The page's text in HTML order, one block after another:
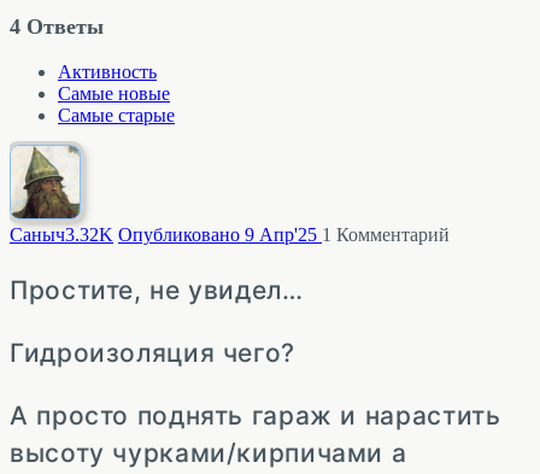
4 Ответы
Активность
Самые новые
Самые старые
Саныч3.32K Опубликовано 9 Апр'25 1 Комментарий
Простите, не увидел…
Гидроизоляция чего?
А просто поднять гараж и нарастить
высоту чурками/кирпичами а